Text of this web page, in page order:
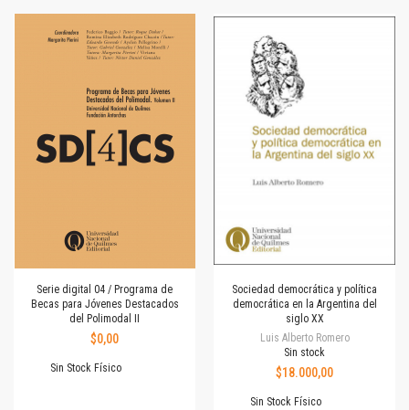
Serie digital 04 / Programa de
Becas para Jóvenes Destacados
del Polimodal II
$0,00
Sin Stock Físico
Sociedad democrática y política
democrática en la Argentina del
siglo XX
Luis Alberto Romero
Sin stock
$18.000,00
Sin Stock Físico